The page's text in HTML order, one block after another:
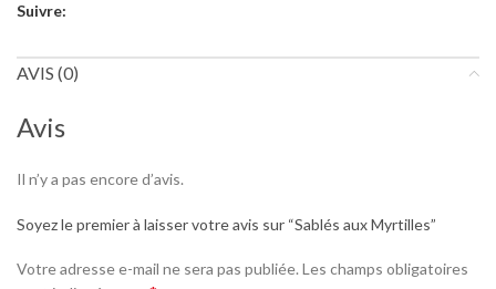
Suivre:
AVIS (0)
Avis
Il n’y a pas encore d’avis.
Soyez le premier à laisser votre avis sur “Sablés aux Myrtilles”
Votre adresse e-mail ne sera pas publiée. Les champs obligatoires